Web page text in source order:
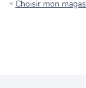
Choisir mon